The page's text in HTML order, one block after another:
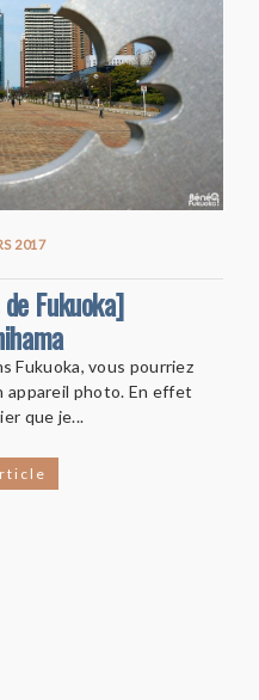
2017
Fukuoka]
Fukuoka, vous pourriez
appareil photo. En effet
que je...